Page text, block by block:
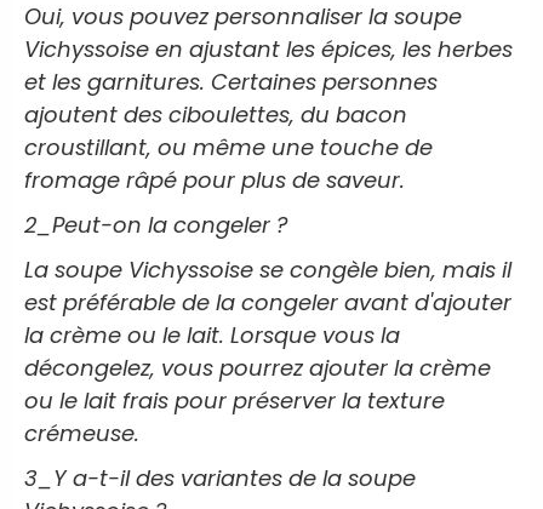
Oui, vous pouvez personnaliser la soupe
Vichyssoise en ajustant les épices, les herbes
et les garnitures. Certaines personnes
ajoutent des ciboulettes, du bacon
croustillant, ou même une touche de
fromage râpé pour plus de saveur.
2_Peut-on la congeler ?
La soupe Vichyssoise se congèle bien, mais il
est préférable de la congeler avant d'ajouter
la crème ou le lait. Lorsque vous la
décongelez, vous pourrez ajouter la crème
ou le lait frais pour préserver la texture
crémeuse.
3_Y a-t-il des variantes de la soupe